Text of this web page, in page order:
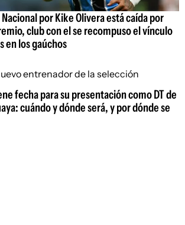
por Kike Olivera está caída por
club con el se recompuso el vínculo
en los gaúchos
fecha para su presentación como DT de
cuándo y dónde será, y por dónde se